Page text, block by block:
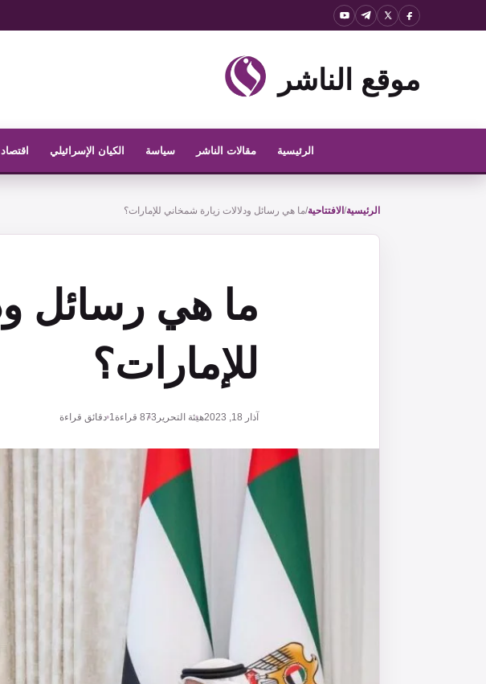
موقع الناشر
الرئيسية مقالات الناشر سياسة الكيان الإسرائيلي اقتصاد
الرئيسية/ الافتتاحية/ما هي رسائل ودلالات زيارة شمخاني للإمارات؟
ما هي رسائل
للإمارات؟
آذار 18, 2023 هيئة التحرير 873 قراءة1 دقائق قراءة